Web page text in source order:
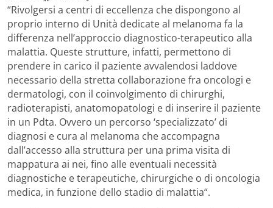
“Rivolgersi a centri di eccellenza che dispongono al
proprio interno di Unità dedicate al melanoma fa la
differenza nell’approccio diagnostico-terapeutico alla
malattia. Queste strutture, infatti, permettono di
prendere in carico il paziente avvalendosi laddove
necessario della stretta collaborazione fra oncologi e
dermatologi, con il coinvolgimento di chirurghi,
radioterapisti, anatomopatologi e di inserire il paziente
in un Pdta. Ovvero un percorso ‘specializzato’ di
diagnosi e cura al melanoma che accompagna
dall’accesso alla struttura per una prima visita di
mappatura ai nei, fino alle eventuali necessità
diagnostiche e terapeutiche, chirurgiche o di oncologia
medica, in funzione dello stadio di malattia“.